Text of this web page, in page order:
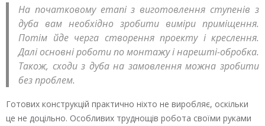
На початковому етапі з виготовлення ступенів з
дуба вам необхідно зробити виміри приміщення.
Потім йде черга створення проекту і креслення.
Далі основні роботи по монтажу і нарешті-обробка.
Також, сходи з дуба на замовлення можна зробити
без проблем.
Готових конструкцій практично ніхто не виробляє, оскільки
це не доцільно. Особливих труднощів робота своїми руками